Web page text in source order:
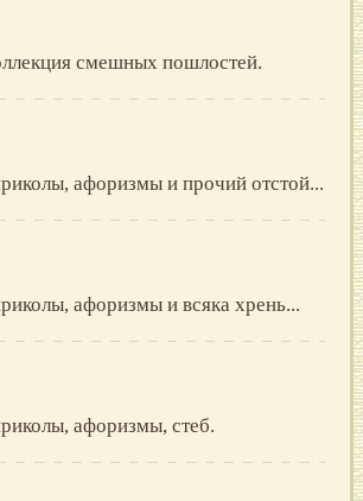
смешных пошлостей.
афоризмы и прочий отстой...
афоризмы и всяка хрень...
афоризмы, стеб.